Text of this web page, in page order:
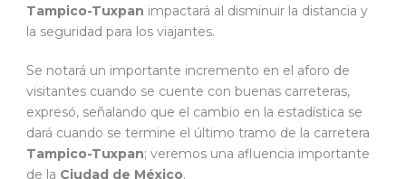
Tampico-Tuxpan impactará al disminuir la distancia y
la seguridad para los viajantes.
Se notará un importante incremento en el aforo de
visitantes cuando se cuente con buenas carreteras,
expresó, señalando que el cambio en la estadística se
dará cuando se termine el último tramo de la carretera
Tampico-Tuxpan; veremos una afluencia importante
de la Ciudad de México.